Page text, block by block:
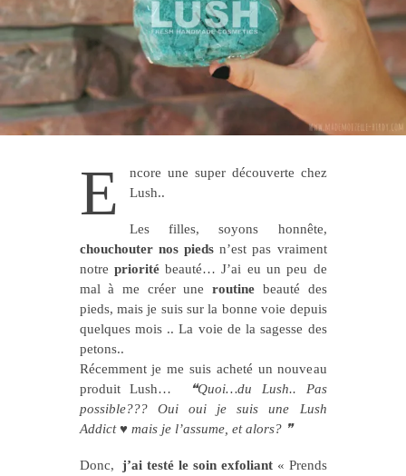
E
ncore une super découverte chez
Lush..
Les filles, soyons honnête,
chouchouter nos piedsn’est pas vraiment
notre prioritébeauté… J’ai eu un peu de
mal à me créer uneroutine beauté des
pieds, mais je suis sur la bonne voie depuis
quelques mois .. La voie de la sagesse des
petons..
Récemment je me suis acheté un nouveau
produit Lush…
❝Quoi…du Lush.. Pas
possible??? Oui oui je suis une Lush
Addict ♥ mais je l’assume, et alors? ❞
Donc,j’ai testé le soin exfoliant« Prends